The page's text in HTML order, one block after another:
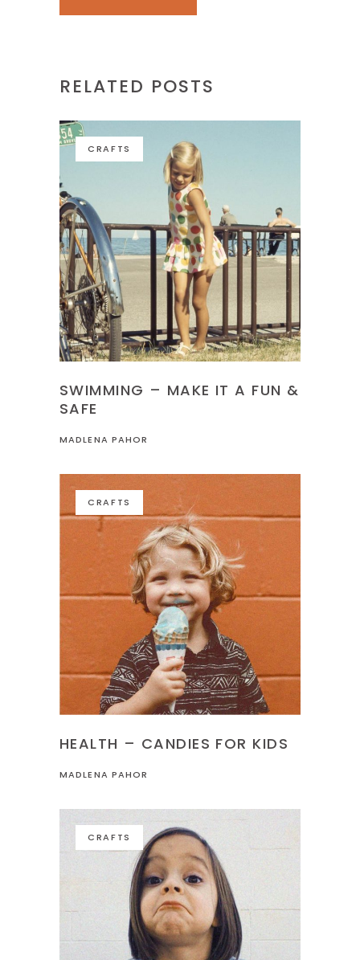
RELATED POSTS
CRAFTS
SWIMMING – MAKE IT A FUN &
SAFE
MADLENA PAHOR
CRAFTS
HEALTH – CANDIES FOR KIDS
MADLENA PAHOR
CRAFTS